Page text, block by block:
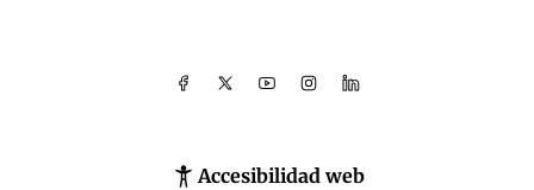
Accesibilidad web